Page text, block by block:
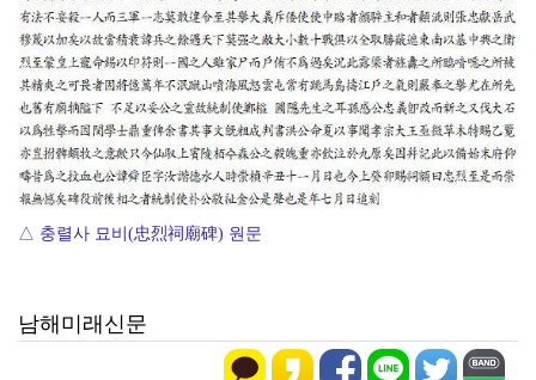
△ 충렬사 묘비(忠烈祠廟碑) 원문
남해미래신문